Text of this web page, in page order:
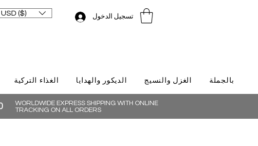
USD ($) تسجيل الدخول
الغذاء التركية الديكور والهدايا الغزل والنسيج بالجملة
WORLDWIDE EXPRESS SHIPPING WITH ONLINE
TRACKING ON ALL ORDERS